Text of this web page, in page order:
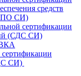
средств
ПО СИ)
сертификации
(СДС СИ)
СИ)